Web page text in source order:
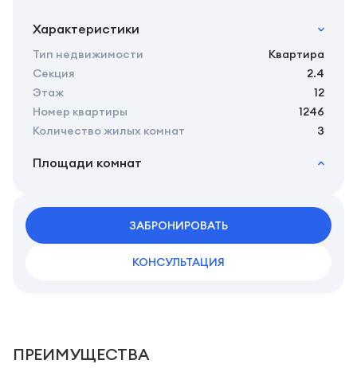
Характеристики
Тип недвижимости
Квартира
Секция
2.4
Этаж
12
Номер квартиры
1246
Количество жилых комнат
3
Площади комнат
Жилая площадь 82.86 м
Площадь санузлов совместных 3,92 м2
18,21/16,38/15,08 м
ЗАБРОНИРОВАТЬ
КОНСУЛЬТАЦИЯ
ПРЕИМУЩЕСТВА